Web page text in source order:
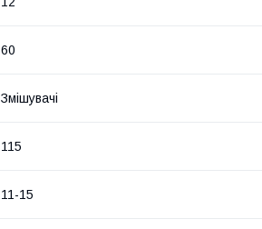
60
Змішувачі
115
11-15